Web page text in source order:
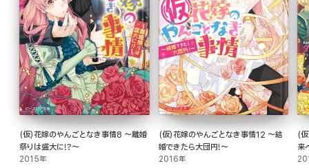
(仮)花嫁のやんごとなき事情8 ～離婚
祭りは盛大に!?～
2015年
(仮)花嫁のやんごとなき事情12 ～結
婚できたら大団円!～
2016年
(
来